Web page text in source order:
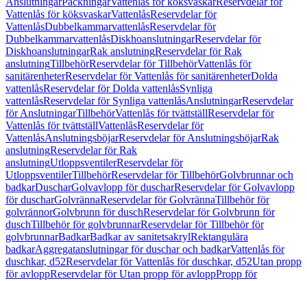
Vattenlås för köksvaskarVattenlåsReservdelar för
VattenlåsDubbelkammarvattenlåsReservdelar för
DubbelkammarvattenlåsDiskhoanslutningarReservdelar för
DiskhoanslutningarRak anslutningReservdelar för Rak
anslutningTillbehörReservdelar för TillbehörVattenlås för
sanitärenheterReservdelar för Vattenlås för sanitärenheterDolda
vattenlåsReservdelar för Dolda vattenlåsSynliga
vattenlåsReservdelar för Synliga vattenlåsAnslutningarReservdelar
för AnslutningarTillbehörVattenlås för tvättställReservdelar för
Vattenlås för tvättställVattenlåsReservdelar för
VattenlåsAnslutningsböjarReservdelar för AnslutningsböjarRak
anslutningReservdelar för Rak
anslutningUtloppsventilerReservdelar för
UtloppsventilerTillbehörReservdelar för TillbehörGolvbrunnar och
badkarDuscharGolvavlopp för duscharReservdelar för Golvavlopp
för duscharGolvrännaReservdelar för GolvrännaTillbehör för
golvrännorGolvbrunn för duschReservdelar för Golvbrunn för
duschTillbehör för golvbrunnarReservdelar för Tillbehör för
golvbrunnarBadkarBadkar av sanitetsakrylRektangulära
badkarAggregatanslutningar för duschar och badkarVattenlås för
duschkar, d52Reservdelar för Vattenlås för duschkar, d52Utan propp
för avloppReservdelar för Utan propp för avloppPropp för